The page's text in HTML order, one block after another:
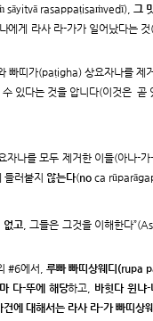
sāyitvā rasappaṭisaṁvedī),그
에게 라사 라-가가 일어났다는
빠띠가(paṭigha) 상요자나를 제
있다는 것을 압니다(이것은 곧
나를 모두 제거한 이들(아나-가
러붙지 않는다(noca
없고, 그들은 그것을 이해한다
#6에서,루빠 빠띠상웨디(rupa
다-뚜에 해당하고, 바힛다 윈냐
에 대해서는 라사 라-가 빠띠상